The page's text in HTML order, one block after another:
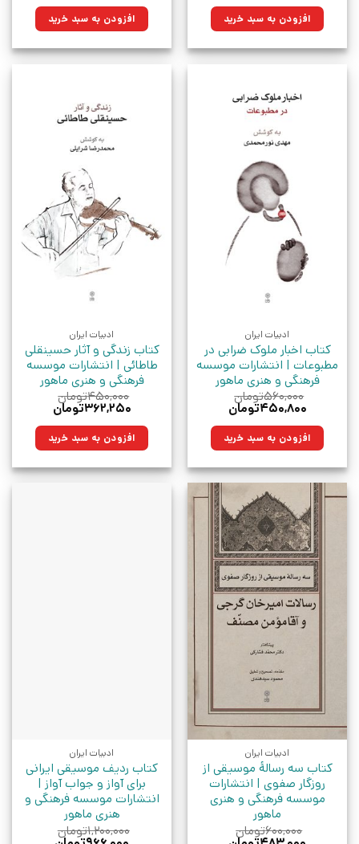
۲۴۰,۰۰۰تومان
بود.
۱۹۳,۲۰۰تومان.افزودن به سبد خرید ۴۵۰,۰۰۰تومان
بود.
۳۶۲,۲۵۰تومان.افزودن به سبد خرید
ادبیات ایران
کتاب اخبار ملوک ضرابی در
مطبوعات | انتشارات موسسه
فرهنگی و هنری ماهور
۵۶۰,۰۰۰تومان
قیمت
۵۶۰,۰۰۰تومان
بود.
۴۵۰,۸۰۰تومان
۴۵۰,۸۰۰تومان.افزودن به سبد خرید
ادبیات ایران
کتاب زندگی و آثار حسینقلی
طاطائی | انتشارات موسسه
فرهنگی و هنری ماهور
۴۵۰,۰۰۰تومان
قیمت
۴۵۰,۰۰۰تومان
بود.
۳۶۲,۲۵۰تومان
۳۶۲,۲۵۰تومان.افزودن به سبد خرید
ادبیات ایران
کتاب سه رسالۀ موسیقی از
روزگار صفوی | انتشارات
موسسه فرهنگی و هنری
ماهور
۶۰۰,۰۰۰تومان
ادبیات ایران
کتاب ردیف موسیقی ایرانی
برای آواز و جواب آواز |
انتشارات موسسه فرهنگی و
هنری ماهور
۱,۲۰۰,۰۰۰تومان